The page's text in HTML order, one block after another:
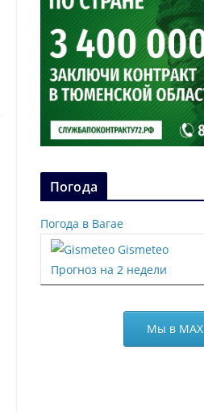
Погода
Погода в Вагае
Gismeteo
Прогноз на 2 недели
Мы в МАХ